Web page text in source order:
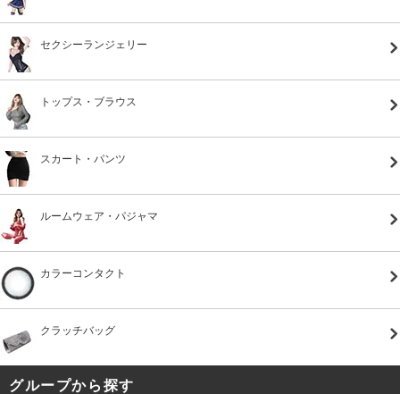
セクシーランジェリー
トップス・ブラウス
スカート・パンツ
ルームウェア・パジャマ
カラーコンタクト
クラッチバッグ
グループから探す